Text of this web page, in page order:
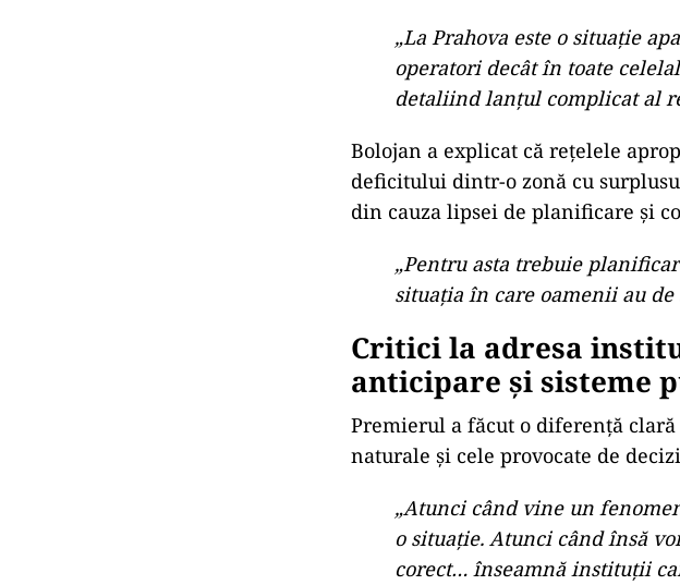
„La Prahova este o situație
operatori decât în toate
detaliind lanțul complicat al
Bolojan a explicat că rețelele
deficitului dintr-o zonă cu
din cauza lipsei de planificare și
„Pentru asta trebuie
situația în care oamenii au
Critici la adresa
anticipare și sisteme
Premierul a făcut o diferență
naturale și cele provocate de
„Atunci când vine un
o situație. Atunci când însă
corect… înseamnă instituții